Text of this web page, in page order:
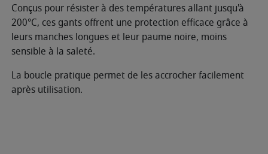
Conçus pour résister à des températures allant jusqu'à
200°C, ces gants offrent une protection efficace grâce à
leurs manches longues et leur paume noire, moins
sensible à la saleté.
La boucle pratique permet de les accrocher facilement
après utilisation.